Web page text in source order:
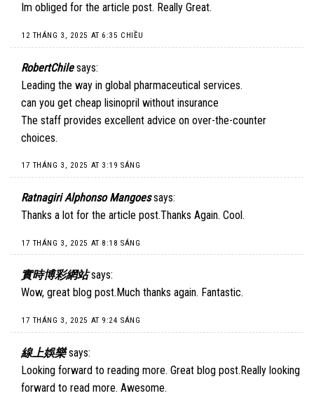
Im obliged for the article post. Really Great.
12 THÁNG 3, 2025 AT 6:35 CHIỀU
RobertChile says:
Leading the way in global pharmaceutical services.
can you get cheap lisinopril without insurance
The staff provides excellent advice on over-the-counter
choices.
17 THÁNG 3, 2025 AT 3:19 SÁNG
Ratnagiri Alphonso Mangoes says:
Thanks a lot for the article post.Thanks Again. Cool.
17 THÁNG 3, 2025 AT 8:18 SÁNG
實時博彩網站 says:
Wow, great blog post.Much thanks again. Fantastic.
17 THÁNG 3, 2025 AT 9:24 SÁNG
線上娛樂 says:
Looking forward to reading more. Great blog post.Really looking
forward to read more. Awesome.